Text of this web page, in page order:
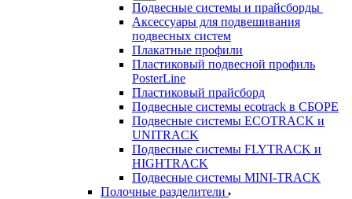
Подвесные системы и прайсборды
Аксессуары для подвешивания
подвесных систем
Плакатные профили
Пластиковый подвесной профиль
PosterLine
Пластиковый прайсборд
Подвесные системы ecotrack в СБОРЕ
Подвесные системы ECOTRACK и
UNITRACK
Подвесные системы FLYTRACK и
HIGHTRACK
Подвесные системы MINI-TRACK
Полочные разделители